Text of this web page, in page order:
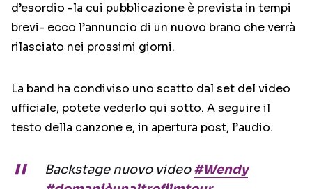
d’esordio -la cui pubblicazione è prevista in tempi
brevi- ecco l’annuncio di un nuovo brano che verrà
rilasciato nei prossimi giorni.
La band ha condiviso uno scatto dal set del video
ufficiale, potete vederlo qui sotto. A seguire il
testo della canzone e, in apertura post, l’audio.
Backstage nuovo video#Wendy